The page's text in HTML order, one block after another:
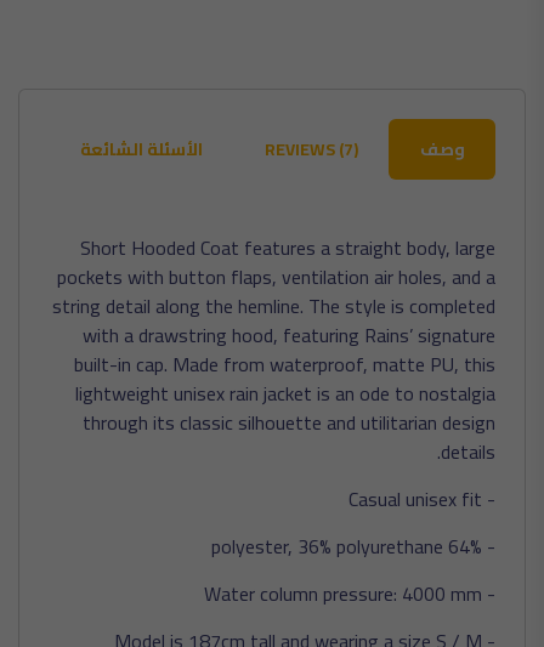
وصف REVIEWS (7) الأسئلة الشائعة
Short Hooded Coat features a straight body, large
pockets with button flaps, ventilation air holes, and a
string detail along the hemline. The style is completed
with a drawstring hood, featuring Rains’ signature
built-in cap. Made from waterproof, matte PU, this
lightweight unisex rain jacket is an ode to nostalgia
through its classic silhouette and utilitarian design
details.
- Casual unisex fit
- 64% polyester, 36% polyurethane
- Water column pressure: 4000 mm